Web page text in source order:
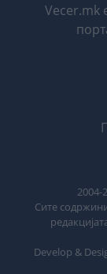
Vecer.mk
2004-
Сите
Develop &